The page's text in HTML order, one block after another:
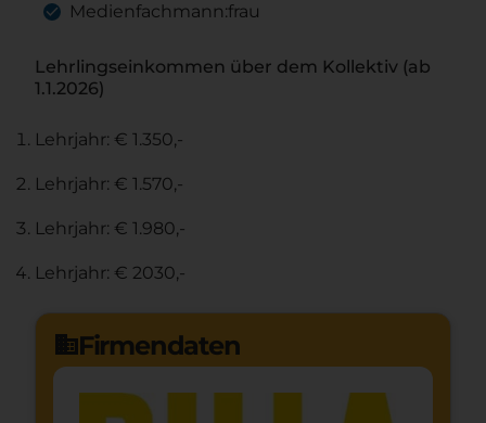
Medienfachmann:frau
Lehrlingseinkommen über dem Kollektiv (ab
1.1.2026)
Lehrjahr: € 1.350,-
Lehrjahr: € 1.570,-
Lehrjahr: € 1.980,-
Lehrjahr: € 2030,-
domainFirmendaten